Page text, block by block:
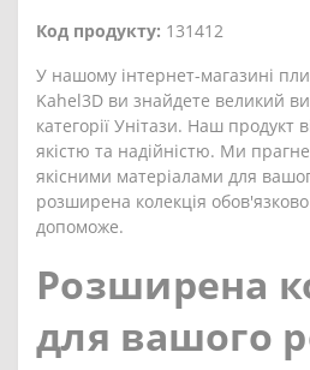
Код продукту: 131412
У нашому інтернет-магазині
Kahel3D ви знайдете великий
категорії Унітази. Наш продукт
якістю та надійністю. Ми
якісними матеріалами для
розширена колекція
допоможе.
Розширена
для вашого